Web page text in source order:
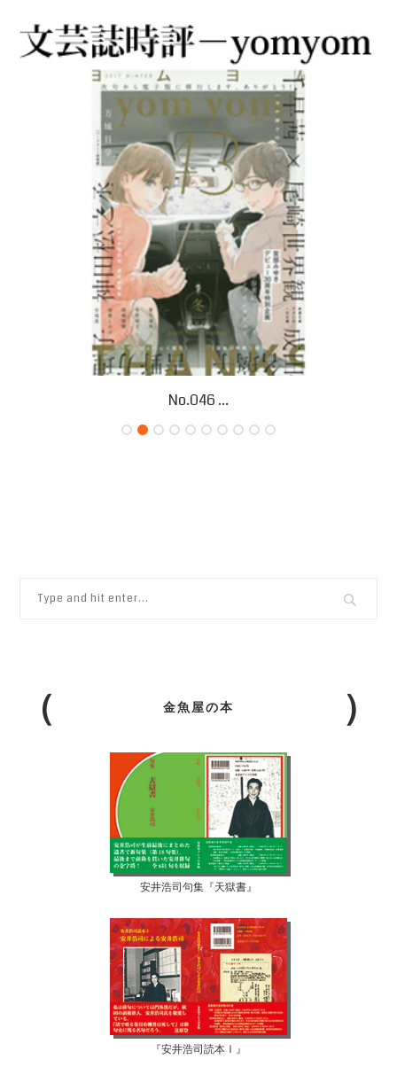
No.046 ...
金魚屋の本
安井浩司句集『天獄書』
『安井浩司読本Ⅰ』